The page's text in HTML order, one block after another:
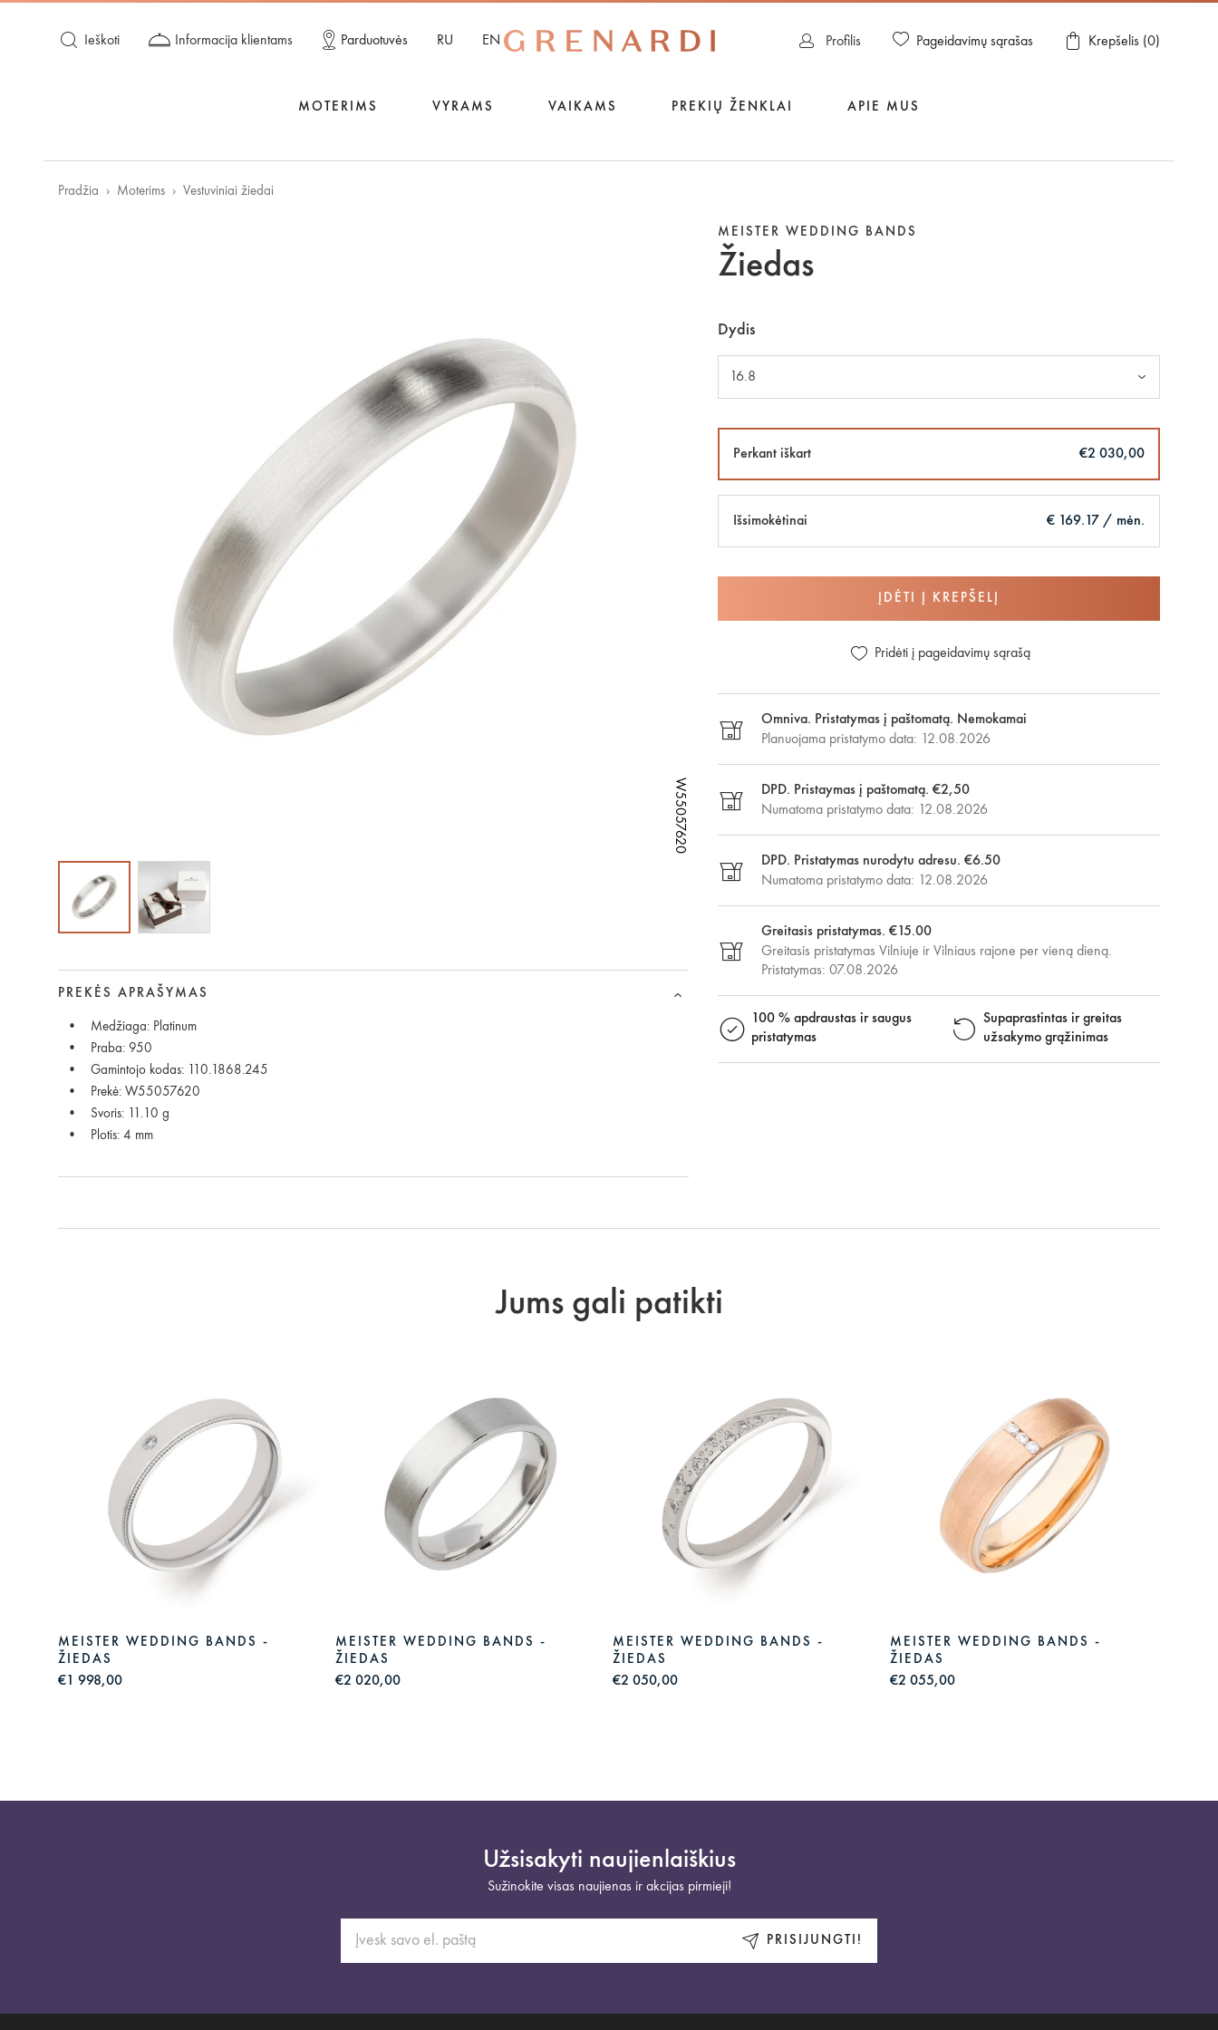
Profilis Pageidavimų sąrašas Krepšelis (0)
Ieškoti Informacija klientams Parduotuvės RU EN
MOTERIMS VYRAMS VAIKAMS PREKIŲ ŽENKLAI APIE MUS
Pradžia Moterims Vestuviniai žiedai
W55057620
W55057620
W55057620
W55057620
MEISTER WEDDING BANDS
Žiedas
Dydis
16.8
Perkant iškart €2 030,00
Išsimokėtinai € 169.17 / mėn.
ĮDĖTI Į KREPŠELĮ
Pridėti į pageidavimų sąrašą
Omniva. Pristatymas į paštomatą. Nemokamai
Planuojama pristatymo data: 12.08.2026
DPD. Pristaymas į paštomatą. €2,50
Numatoma pristatymo data: 12.08.2026
DPD. Pristatymas nurodytu adresu. €6.50
Numatoma pristatymo data: 12.08.2026
Greitasis pristatymas. €15.00
Greitasis pristatymas Vilniuje ir Vilniaus rajone per vieną dieną.
Pristatymas: 07.08.2026
100 % apdraustas ir saugus
pristatymas
Supaprastintas ir greitas
užsakymo grąžinimas
PREKĖS APRAŠYMAS
Medžiaga: Platinum
Praba: 950
Gamintojo kodas: 110.1868.245
Prekė: W55057620
Svoris: 11.10 g
Plotis: 4 mm
Jums gali patikti
MEISTER WEDDING BANDS -
ŽIEDAS
€1 998,00
MEISTER WEDDING BANDS -
ŽIEDAS
€2 020,00
MEISTER WEDDING BANDS -
ŽIEDAS
€2 050,00
MEISTER WEDDING BANDS -
ŽIEDAS
€2 055,00
Užsisakyti naujienlaiškius
Sužinokite visas naujienas ir akcijas pirmieji!
PRISIJUNGTI!